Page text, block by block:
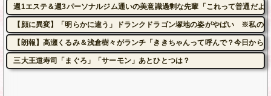
週1エステ＆週3パーソナルジム通いの美意識過剰な先輩「これって普通だ
【顔に異変】「明らかに違う」ドランクドラゴン塚地の姿がやばい ※私の
【朗報】高瀬くるみ＆浅倉樹々がランチ「ききちゃんって呼んで？今日から
三大王道寿司「まぐろ」「サーモン」あとひとつは？